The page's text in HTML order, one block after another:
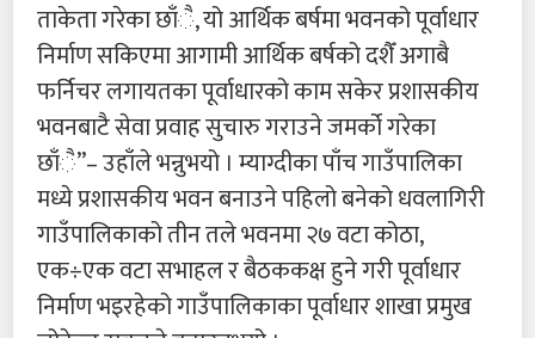
ताकेता गरेका छाँै, यो आर्थिक बर्षमा भवनको पूर्वाधार
निर्माण सकिएमा आगामी आर्थिक बर्षको दशैँ अगाबै
फर्निचर लगायतका पूर्वाधारको काम सकेर प्रशासकीय
भवनबाटै सेवा प्रवाह सुचारु गराउने जमर्को गरेका
छाँै’’– उहाँले भन्नुभयो । म्याग्दीका पाँच गाउँपालिका
मध्ये प्रशासकीय भवन बनाउने पहिलो बनेको धवलागिरी
गाउँपालिकाको तीन तले भवनमा २७ वटा कोठा,
एक÷एक वटा सभाहल र बैठककक्ष हुने गरी पूर्वाधार
निर्माण भइरहेको गाउँपालिकाका पूर्वाधार शाखा प्रमुख